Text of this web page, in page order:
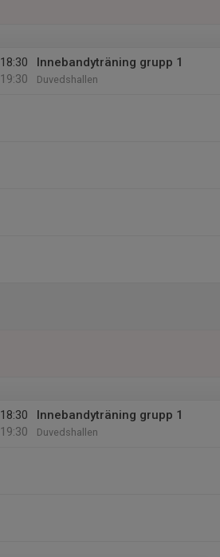
18:30
19:30
Innebandyträning grupp 1
Duvedshallen
18:30
19:30
Innebandyträning grupp 1
Duvedshallen